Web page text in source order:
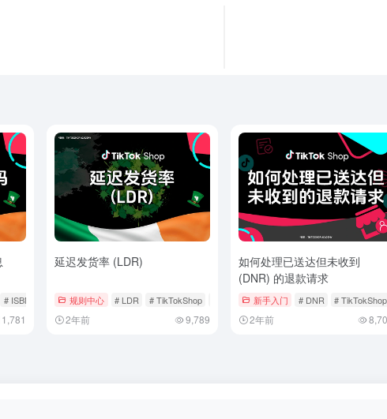
# ISBN
延迟发货率 (LDR)
规则中心 # LDR # TikTokShop # 延迟发货率
2年前 9,789
如何处理已送达但未收到
(DNR) 的退款请求
新手入门 # DNR # TikTokShop
2年前